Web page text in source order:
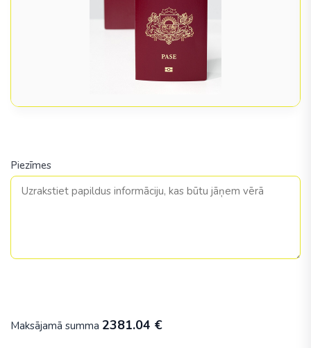
Piezīmes
Maksājamā summa 2381.04 €